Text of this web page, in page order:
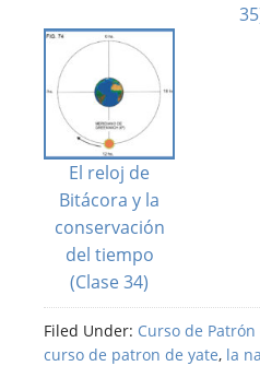
El reloj de
Bitácora y la
conservación
del tiempo
(Clase 34)
Filed Under: Curso de Patrón
curso de patron de yate, la